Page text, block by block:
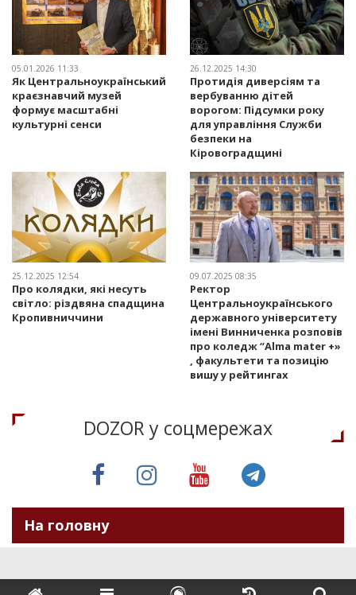
05.01.2026 11:33
Як Центральноукраїнський
краєзнавчий музей
формує масштабні
культурні сенси
26.12.2025 14:30
Протидія диверсіям та
вербуванню дітей
ворогом: Підсумки року
для управління Служби
безпеки на
Кіровоградщині
25.12.2025 12:54
Про колядки, які несуть
світло: різдвяна спадщина
Кропивниччини
09.07.2025 08:35
Ректор
Центральноукраїнського
державного університету
імені Винниченка розповів
про коледж “Alma mater +»
, факультети та позицію
вишу у рейтингах
DOZOR у соцмережах
На головну